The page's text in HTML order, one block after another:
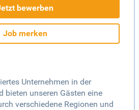
bewerben
Job merken
Unternehmen in der
bieten unseren Gästen eine
verschiedene Regionen und